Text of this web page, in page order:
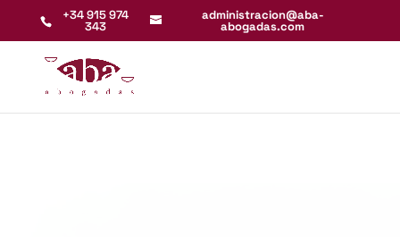
+34 915 974
343
administracion@aba-
abogadas.com